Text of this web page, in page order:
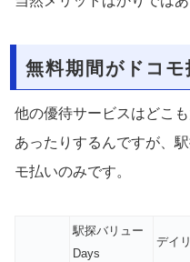
無料期間がドコ
他の優待サービスはどこ
あったりするんですが、
モ払いのみです。
駅探バリュー
Days
デイ